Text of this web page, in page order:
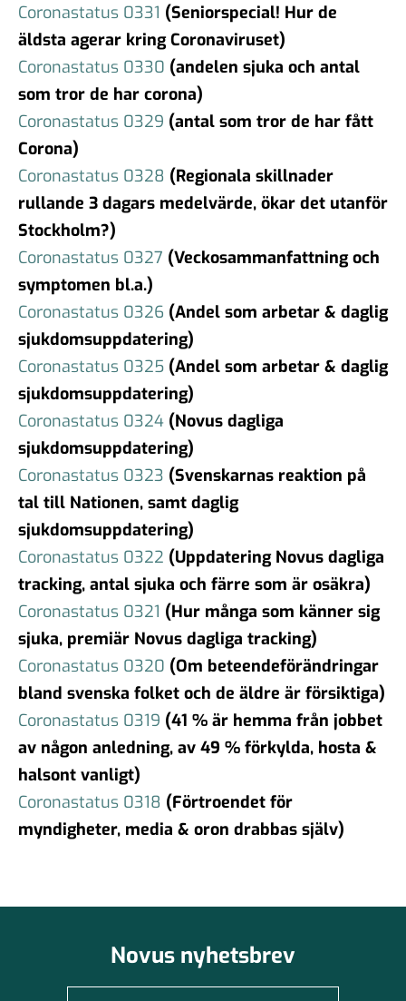
Coronastatus 0331 (Seniorspecial! Hur de
äldsta agerar kring Coronaviruset)
Coronastatus 0330 (andelen sjuka och antal
som tror de har corona)
Coronastatus 0329 (antal som tror de har fått
Corona)
Coronastatus 0328 (Regionala skillnader
rullande 3 dagars medelvärde, ökar det utanför
Stockholm?)
Coronastatus 0327 (Veckosammanfattning och
symptomen bl.a.)
Coronastatus 0326 (Andel som arbetar & daglig
sjukdomsuppdatering)
Coronastatus 0325 (Andel som arbetar & daglig
sjukdomsuppdatering)
Coronastatus 0324 (Novus dagliga
sjukdomsuppdatering)
Coronastatus 0323 (Svenskarnas reaktion på
tal till Nationen, samt daglig
sjukdomsuppdatering)
Coronastatus 0322 (Uppdatering Novus dagliga
tracking, antal sjuka och färre som är osäkra)
Coronastatus 0321 (Hur många som känner sig
sjuka, premiär Novus dagliga tracking)
Coronastatus 0320 (Om beteendeförändringar
bland svenska folket och de äldre är försiktiga)
Coronastatus 0319 (41 % är hemma från jobbet
av någon anledning, av 49 % förkylda, hosta &
halsont vanligt)
Coronastatus 0318 (Förtroendet för
myndigheter, media & oron drabbas själv)
Novus nyhetsbrev